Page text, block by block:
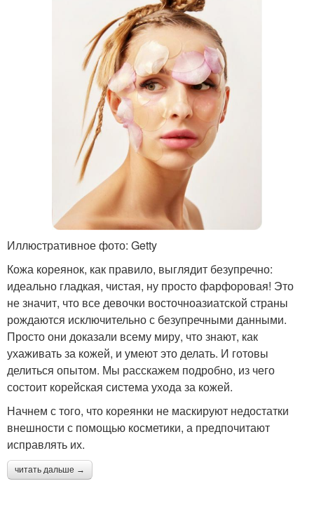
Иллюстративное фото: Getty
Кожа кореянок, как правило, выглядит безупречно:
идеально гладкая, чистая, ну просто фарфоровая! Это
не значит, что все девочки восточноазиатской страны
рождаются исключительно с безупречными данными.
Просто они доказали всему миру, что знают, как
ухаживать за кожей, и умеют это делать. И готовы
делиться опытом. Мы расскажем подробно, из чего
состоит корейская система ухода за кожей.
Начнем с того, что кореянки не маскируют недостатки
внешности с помощью косметики, а предпочитают
исправлять их.
читать дальше →